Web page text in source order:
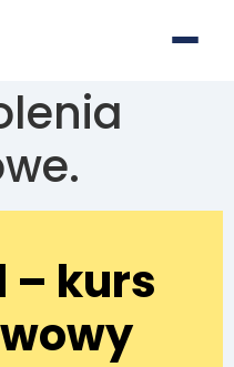
– kurs